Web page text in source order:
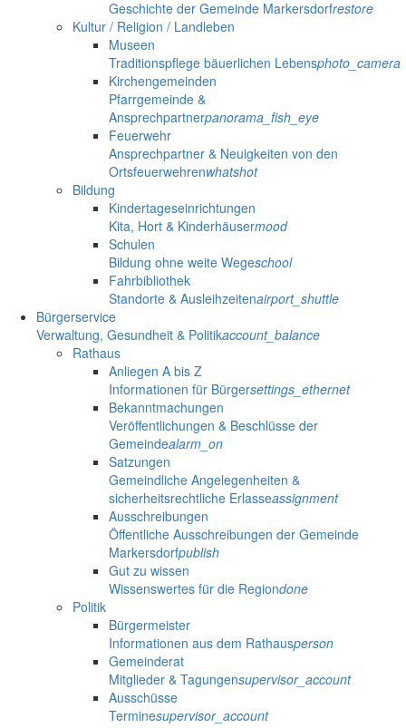
Geschichte der Gemeinde Markersdorfrestore
Kultur / Religion / Landleben
Museen
Traditionspflege bäuerlichen Lebensphoto_camera
Kirchengemeinden
Pfarrgemeinde &
Ansprechpartnerpanorama_fish_eye
Feuerwehr
Ansprechpartner & Neuigkeiten von den
Ortsfeuerwehrenwhatshot
Bildung
Kindertageseinrichtungen
Kita, Hort & Kinderhäusermood
Schulen
Bildung ohne weite Wegeschool
Fahrbibliothek
Standorte & Ausleihzeitenairport_shuttle
Bürgerservice
Verwaltung, Gesundheit & Politikaccount_balance
Rathaus
Anliegen A bis Z
Informationen für Bürgersettings_ethernet
Bekanntmachungen
Veröffentlichungen & Beschlüsse der
Gemeindealarm_on
Satzungen
Gemeindliche Angelegenheiten &
sicherheitsrechtliche Erlasseassignment
Ausschreibungen
Öffentliche Ausschreibungen der Gemeinde
Markersdorfpublish
Gut zu wissen
Wissenswertes für die Regiondone
Politik
Bürgermeister
Informationen aus dem Rathausperson
Gemeinderat
Mitglieder & Tagungensupervisor_account
Ausschüsse
Terminesupervisor_account